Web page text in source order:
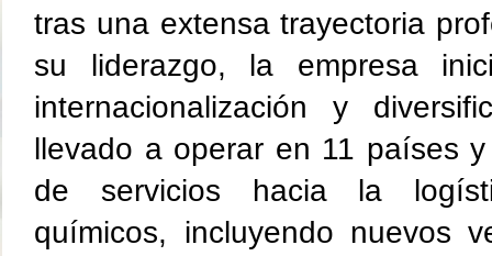
tras una extensa trayectoria
su liderazgo, la empresa
internacionalización y
llevado a operar en 11 países
de servicios hacia la
químicos, incluyendo nuevos